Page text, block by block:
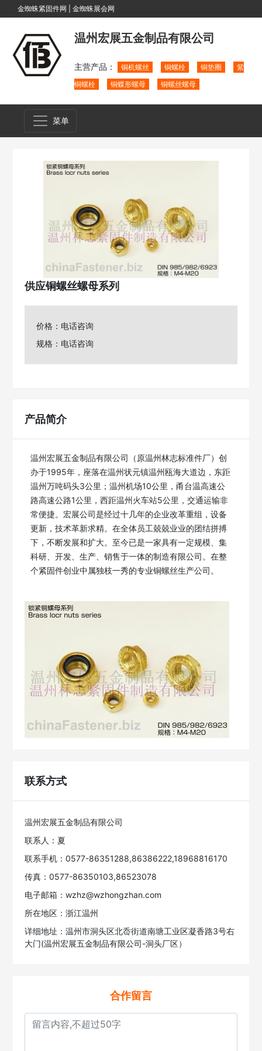
金蜘蛛紧固件网 金蜘蛛展会网
温州宏展五金制品有限公司
主营产品： 铜机螺丝 铜螺栓 铜垫圈
紫
铜螺栓
铜蝶形螺母 铜螺丝螺母
菜单
供应铜螺丝螺母系列
价格：电话咨询
规格：电话咨询
产品简介
温州宏展五金制品有限公司（原温州林志标准件厂）创
办于1995年，座落在温州状元镇温州瓯海大道边，东距
温州万吨码头3公里；温州机场10公里，甬台温高速公
路高速公路1公里，西距温州火车站5公里，交通运输非
常便捷。宏展公司是经过十几年的企业改革重组，设备
更新，技术革新求精。在全体员工兢兢业业的团结拼搏
下，不断发展和扩大。至今已是一家具有一定规模、集
科研、开发、生产、销售于一体的制造有限公司。在整
个紧固件创业中属独枝一秀的专业铜螺丝生产公司。
联系方式
温州宏展五金制品有限公司
联系人：夏
联系手机：0577-86351288,86386222,18968816170
传真：0577-86350103,86523078
电子邮箱：wzhz@wzhongzhan.com
所在地区：浙江温州
详细地址：温州市洞头区北岙街道南塘工业区凝香路3号右
大门(温州宏展五金制品有限公司-洞头厂区）
合作留言